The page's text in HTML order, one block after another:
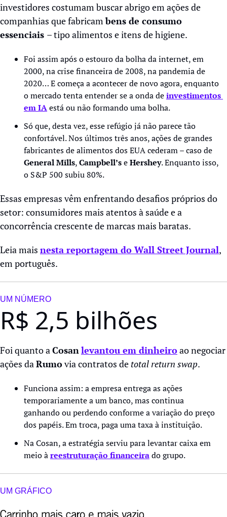
investidores costumam buscar abrigo em ações de
companhias que fabricam bens de consumo
essenciais – tipo alimentos e itens de higiene.
Foi assim após o estouro da bolha da internet, em
2000, na crise financeira de 2008, na pandemia de
2020… E começa a acontecer de novo agora, enquanto
o mercado tenta entender se a onda de investimentos
em IA está ou não formando uma bolha.
Só que, desta vez, esse refúgio já não parece tão
confortável. Nos últimos três anos, ações de grandes
General Mills, Campbell’s e Hershey. Enquanto isso,
o S&P 500 subiu 80%.
Essas empresas vêm enfrentando desafios próprios do
setor: consumidores mais atentos à saúde e a
concorrência crescente de marcas mais baratas.
Leia mais nesta reportagem do Wall Street Journal,
em português.
UM NÚMERO
R$ 2,5 bilhões
Foi quanto a Cosan levantou em dinheiro ao negociar
ações da Rumo via contratos de total return swap.
Funciona assim: a empresa entrega as ações
temporariamente a um banco, mas continua
ganhando ou perdendo conforme a variação do preço
dos papéis. Em troca, paga uma taxa à instituição.
Na Cosan, a estratégia serviu para levantar caixa em
meio à reestruturação financeira do grupo.
UM GRÁFICO